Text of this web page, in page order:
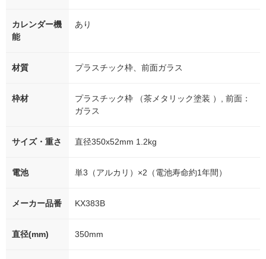
カレンダー機
能
あり
材質 プラスチック枠、前面ガラス
枠材
プラスチック枠 （茶メタリック塗装 ）, 前面：
ガラス
サイズ・重さ 直径350x52mm 1.2kg
電池 単3（アルカリ）×2（電池寿命約1年間）
メーカー品番 KX383B
直径(mm) 350mm